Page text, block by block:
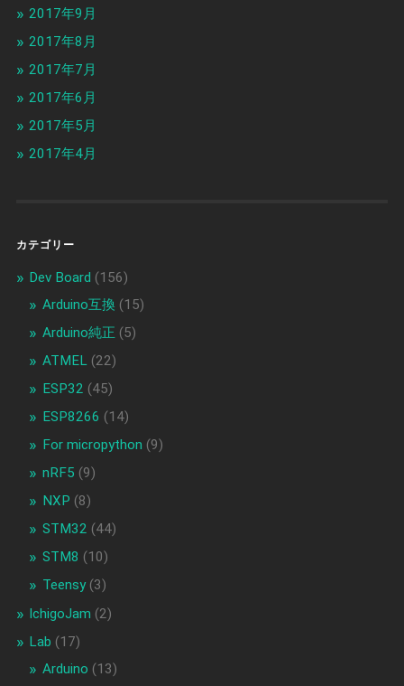
2017年9月
2017年8月
2017年7月
2017年6月
2017年5月
2017年4月
カテゴリー
Dev Board (156)
Arduino互換 (15)
Arduino純正 (5)
ATMEL(22)
ESP32 (45)
ESP8266 (14)
For micropython (9)
nRF5 (9)
NXP (8)
STM32 (44)
STM8 (10)
Teensy(3)
IchigoJam (2)
Lab (17)
Arduino (13)